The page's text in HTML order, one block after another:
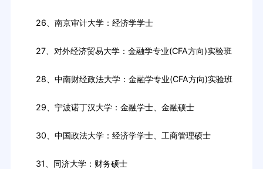
26、南京审计大学：经济学学士
27、对外经济贸易大学：金融学专业(CFA方向)实验班
28、中南财经政法大学：金融学专业(CFA方向)实验班
29、宁波诺丁汉大学：金融学士、金融硕士
30、中国政法大学：经济学学士、工商管理硕士
31、同济大学：财务硕士